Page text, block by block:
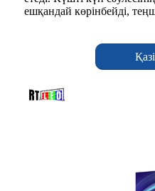
ешқандай көрінбейді,